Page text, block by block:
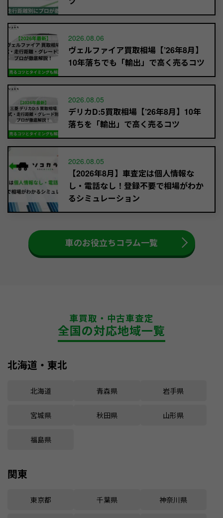
2026.08.06
ヴェルファイア買取相場【’26年8月】
10年落ちでも「輸出」で高く売るコツ
2026.08.05
デリカD:5買取相場【’26年8月】10年
落ちを「輸出」で高く売るコツ
2026.08.05
【2026年8月】車査定は個人情報な
し・電話なし！登録不要で相場がわか
るシミュレーション
車のお役立ちコラム一覧
車買取・中古車査定
全国の対応地域一覧
北海道・東北
北海道 青森県 岩手県
宮城県 秋田県 山形県
福島県
関東
東京都 千葉県 神奈川県